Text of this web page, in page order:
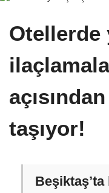
Otellerde
taşıyor!